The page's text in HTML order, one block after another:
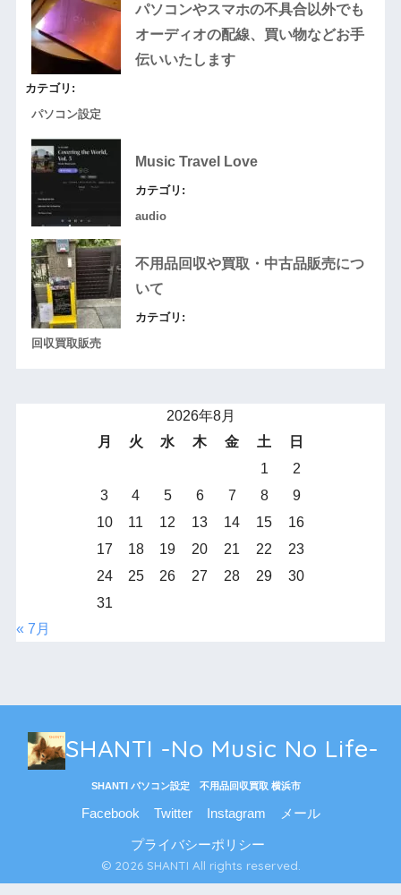
パソコンやスマホの不具合以外でも
オーディオの配線、買い物などお手
伝いいたします
カテゴリ:
パソコン設定
Music Travel Love
カテゴリ:
audio
不用品回収や買取・中古品販売につ
いて
カテゴリ:
回収買取販売
2026年8月
月
火 水 木 金 土
日
1
2
3
4 5 6 7 8
9
10
11 12 13 14 15
16
17
18 19 20 21 22
23
24
25 26 27 28 29
30
31
« 7月
SHANTI -No Music No Life-
SHANTI パソコン設定 不用品回収買取 横浜市
Facebook Twitter Instagram メール
プライバシーポリシー
© 2026 SHANTI All rights reserved.